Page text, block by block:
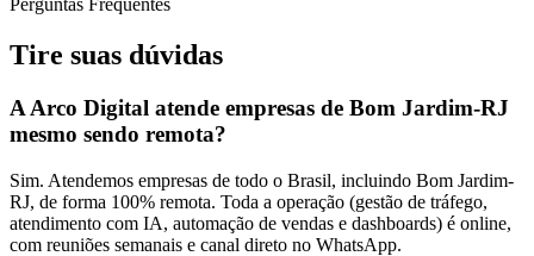
Perguntas Frequentes
Tire suas dúvidas
A Arco Digital atende empresas de Bom Jardim-RJ
mesmo sendo remota?
Sim. Atendemos empresas de todo o Brasil, incluindo Bom Jardim-
RJ, de forma 100% remota. Toda a operação (gestão de tráfego,
atendimento com IA, automação de vendas e dashboards) é online,
com reuniões semanais e canal direto no WhatsApp.